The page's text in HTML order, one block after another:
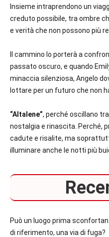
Insieme intraprendono un
creduto possibile, tra ombre
e verità che non possono più
Il cammino lo porterà a
passato oscuro, e quando
minaccia silenziosa, Angelo
lottare per un futuro che non
“Altalene”, perché oscillano
nostalgia e rinascita. Perché,
cadute e risalite, ma
illuminare anche le notti più
Può un luogo prima
di riferimento, una via di fuga?